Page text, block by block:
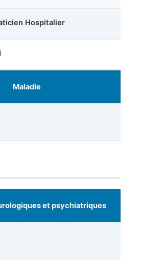
Hospitalier
Maladie
et psychiatriques